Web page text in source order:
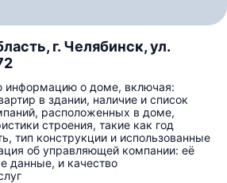
г. Челябинск, ул.
информацию о доме, включая:
в здании, наличие и список
расположенных в доме,
строения, такие как год
тип конструкции и использованные
об управляющей компании: её
данные, и качество